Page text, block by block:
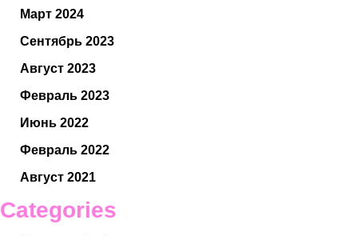
Март 2024
Сентябрь 2023
Август 2023
Февраль 2023
Июнь 2022
Февраль 2022
Август 2021
Categories